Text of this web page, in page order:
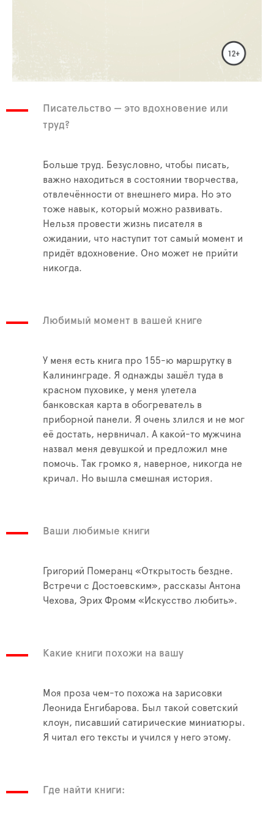
Писательство — это вдохновение или
труд?
Больше труд. Безусловно, чтобы писать,
важно находиться в состоянии творчества,
отвлечённости от внешнего мира. Но это
тоже навык, который можно развивать.
Нельзя провести жизнь писателя в
ожидании, что наступит тот самый момент и
придёт вдохновение. Оно может не прийти
никогда.
Любимый момент в вашей книге
У меня есть книга про 155-ю маршрутку в
Калининграде. Я однажды зашёл туда в
красном пуховике, у меня улетела
банковская карта в обогреватель в
приборной панели. Я очень злился и не мог
её достать, нервничал. А какой-то мужчина
назвал меня девушкой и предложил мне
помочь. Так громко я, наверное, никогда не
кричал. Но вышла смешная история.
Ваши любимые книги
Григорий Померанц «Открытость бездне.
Встречи с Достоевским», рассказы Антона
Чехова, Эрих Фромм «Искусство любить».
Какие книги похожи на вашу
Моя проза чем-то похожа на зарисовки
Леонида Енгибарова. Был такой советский
клоун, писавший сатирические миниатюры.
Я читал его тексты и учился у него этому.
Где найти книги: